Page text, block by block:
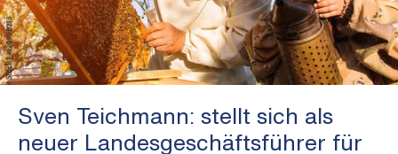
Sven Teichmann: stellt sich als
neuer Landesgeschäftsführer für